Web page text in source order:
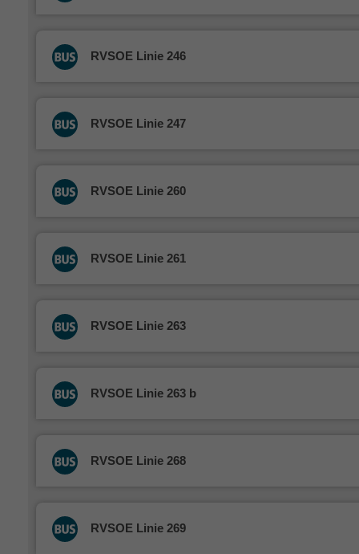
RVSOE Linie 246
RVSOE Linie 247
RVSOE Linie 260
RVSOE Linie 261
RVSOE Linie 263
RVSOE Linie 263 b
RVSOE Linie 268
RVSOE Linie 269